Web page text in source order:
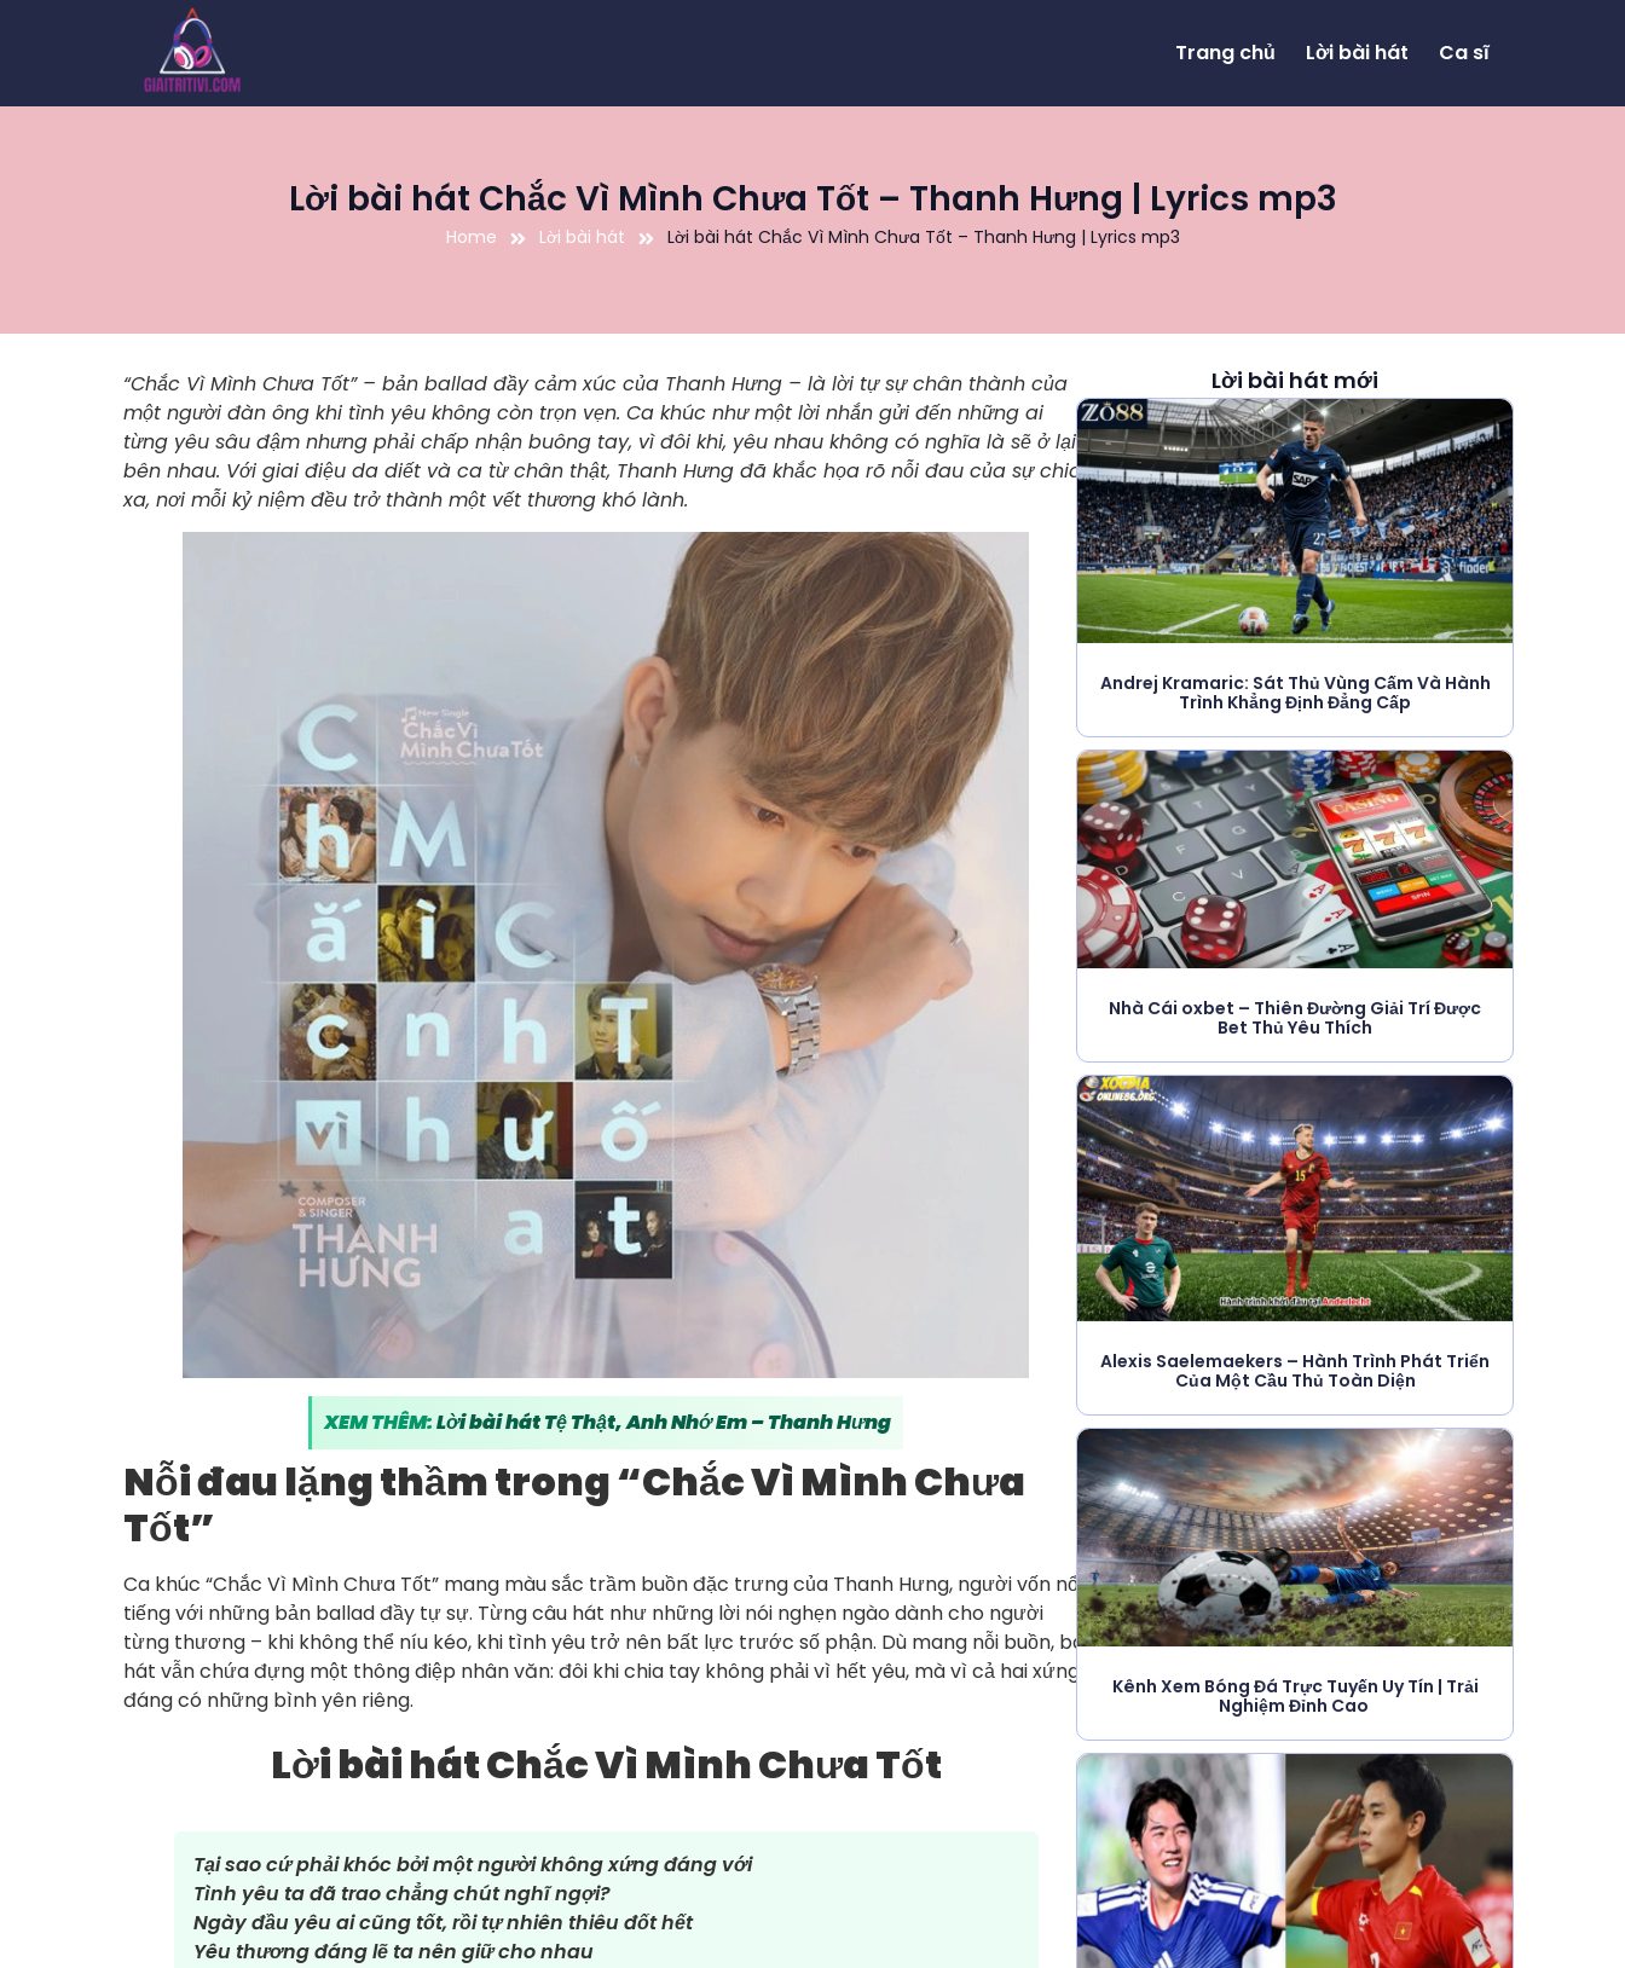
Trang chủ Lời bài hát Ca sĩ
Lời bài hát Chắc Vì Mình Chưa Tốt – Thanh Hưng | Lyrics mp3
Home Lời bài hát Lời bài hát Chắc Vì Mình Chưa Tốt – Thanh Hưng | Lyrics mp3
“Chắc Vì Mình Chưa Tốt” – bản ballad đầy cảm xúc của Thanh Hưng – là lời tự sự chân thành của
một người đàn ông khi tình yêu không còn trọn vẹn. Ca khúc như một lời nhắn gửi đến những ai
từng yêu sâu đậm nhưng phải chấp nhận buông tay, vì đôi khi, yêu nhau không có nghĩa là sẽ ở lại
bên nhau. Với giai điệu da diết và ca từ chân thật, Thanh Hưng đã khắc họa rõ nỗi đau của sự chia
xa, nơi mỗi kỷ niệm đều trở thành một vết thương khó lành.
XEM THÊM:Lời bài hát Tệ Thật, Anh Nhớ Em – Thanh Hưng
Nỗi đau lặng thầm trong “Chắc Vì Mình Chưa
Tốt”
Ca khúc “Chắc Vì Mình Chưa Tốt” mang màu sắc trầm buồn đặc trưng của Thanh Hưng, người vốn nổi
tiếng với những bản ballad đầy tự sự. Từng câu hát như những lời nói nghẹn ngào dành cho người
từng thương – khi không thể níu kéo, khi tình yêu trở nên bất lực trước số phận. Dù mang nỗi buồn, bài
hát vẫn chứa đựng một thông điệp nhân văn: đôi khi chia tay không phải vì hết yêu, mà vì cả hai xứng
đáng có những bình yên riêng.
Lời bài hát Chắc Vì Mình Chưa Tốt
Tại sao cứ phải khóc bởi một người không xứng đáng với
Tình yêu ta đã trao chẳng chút nghĩ ngợi?
Ngày đầu yêu ai cũng tốt, rồi tự nhiên thiêu đốt hết
Yêu thương đáng lẽ ta nên giữ cho nhau
Lời bài hát mới
Andrej Kramaric: Sát Thủ Vùng Cấm Và Hành
Trình Khẳng Định Đẳng Cấp
Nhà Cái oxbet – Thiên Đường Giải Trí Được
Bet Thủ Yêu Thích
Alexis Saelemaekers – Hành Trình Phát Triển
Của Một Cầu Thủ Toàn Diện
Kênh Xem Bóng Đá Trực Tuyến Uy Tín | Trải
Nghiệm Đỉnh Cao